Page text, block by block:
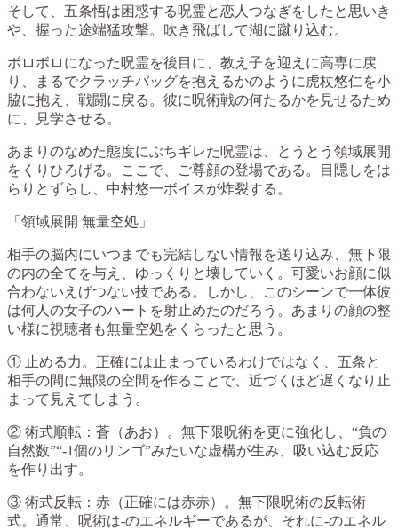
そして、五条悟は困惑する呪霊と恋人つなぎをしたと思いき
や、握った途端猛攻撃。吹き飛ばして湖に蹴り込む。
ボロボロになった呪霊を後目に、教え子を迎えに高専に戻
り、まるでクラッチバッグを抱えるかのように虎杖悠仁を小
脇に抱え、戦闘に戻る。彼に呪術戦の何たるかを見せるため
に、見学させる。
あまりのなめた態度にぶちギレた呪霊は、とうとう領域展開
をくりひろげる。ここで、ご尊顔の登場である。目隠しをは
らりとずらし、中村悠一ボイスが炸裂する。
「領域展開 無量空処」
相手の脳内にいつまでも完結しない情報を送り込み、無下限
の内の全てを与え、ゆっくりと壊していく。可愛いお顔に似
合わないえげつない技である。しかし、このシーンで一体彼
は何人の女子のハートを射止めたのだろう。あまりの顔の整
い様に視聴者も無量空処をくらったと思う。
① 止める力。正確には止まっているわけではなく、五条と
相手の間に無限の空間を作ることで、近づくほど遅くなり止
まって見えてしまう。
② 術式順転：蒼（あお）。無下限呪術を更に強化し、“負の
自然数”“-1個のリンゴ”みたいな虚構が生み、吸い込む反応
を作り出す。
③ 術式反転：赤（正確には赤赤）。無下限呪術の反転術
式。通常、呪術は-のエネルギーであるが、それに-のエネル